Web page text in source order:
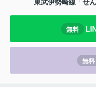
東武伊勢崎線 「せ
無料
無料